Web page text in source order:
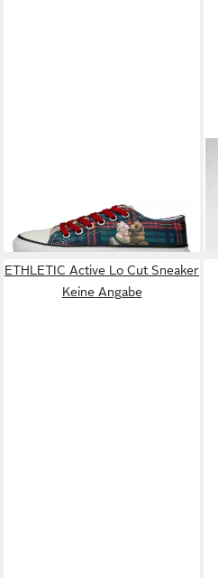
Sneaker Handgefertigt
69,95 €
-20%
ETHLETIC Active Lo Cut Sneaker
Keine Angabe